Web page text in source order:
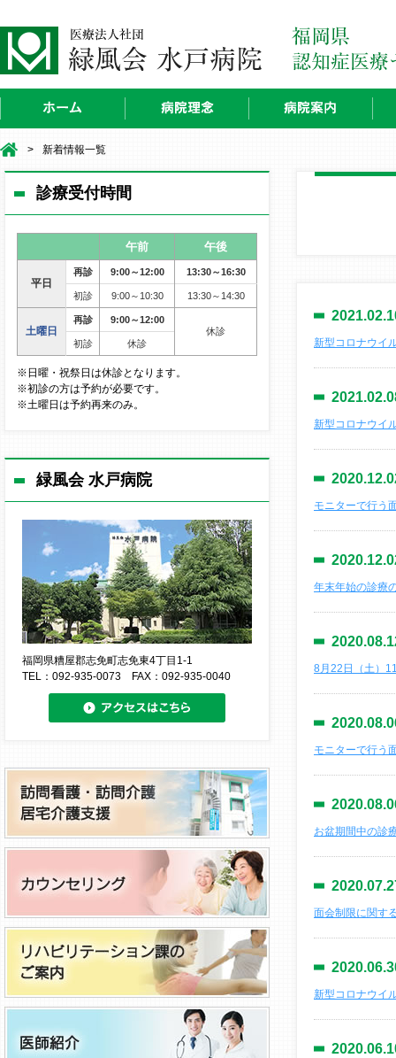
> 新着情報一覧
診療受付時間
午前 午後
平日
再診 9:00～12:00 13:30～16:30
初診 9:00～10:30 13:30～14:30
土曜日
再診
9:00～12:00
休診
初診
休診
※日曜・祝祭日は休診となります。
※初診の方は予約が必要です。
※土曜日は予約再来のみ。
緑風会 水戸病院
福岡県糟屋郡志免町志免東4丁目1-1
TEL：092-935-0073 FAX：092-935-0040
新型コロナウイ
新型コロナウイ
モニターで行う
年末年始の診療
8月22日（土）
モニターで行う
お盆期間中の診
面会制限に関す
新型コロナウイ